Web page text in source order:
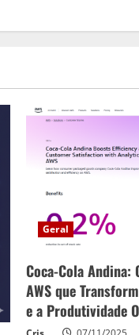
Geral
Coca-Cola Andina:
AWS que
e a Produtividade